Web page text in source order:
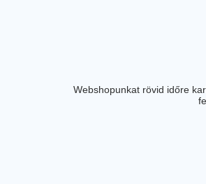
Webshopunkat rövid időre